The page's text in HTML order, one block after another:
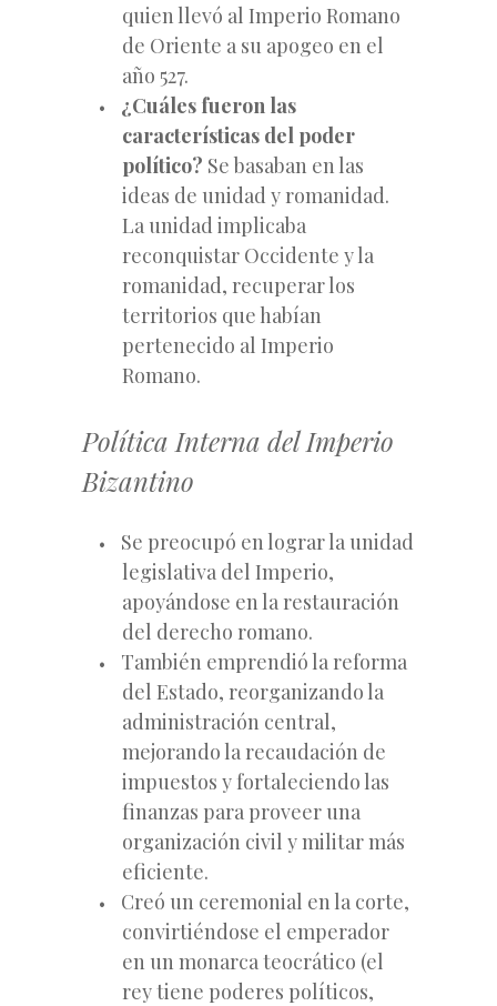
quien llevó al Imperio Romano
de Oriente a su apogeo en el
año 527.
¿Cuáles fueron las
características del poder
político? Se basaban en las
ideas de unidad y romanidad.
La unidad implicaba
reconquistar Occidente y la
romanidad, recuperar los
territorios que habían
pertenecido al Imperio
Romano.
Política Interna del Imperio
Bizantino
Se preocupó en lograr la unidad
legislativa del Imperio,
apoyándose en la restauración
del derecho romano.
También emprendió la reforma
del Estado, reorganizando la
administración central,
mejorando la recaudación de
impuestos y fortaleciendo las
finanzas para proveer una
organización civil y militar más
eficiente.
Creó un ceremonial en la corte,
convirtiéndose el emperador
en un monarca teocrático (el
rey tiene poderes políticos,